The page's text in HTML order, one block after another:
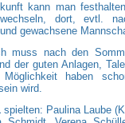
kann man
wechseln, dort, evtl.
gewachsene
muss nach den
der guten Anlagen,
haben
wird.
spielten: Paulina Laube